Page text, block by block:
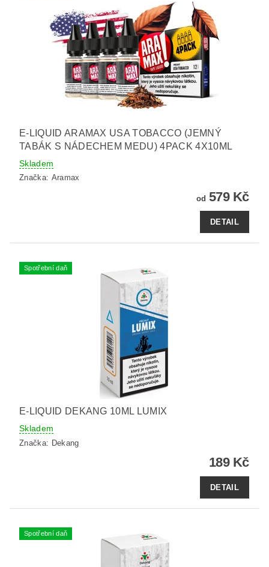
E-LIQUID ARAMAX USA TOBACCO (JEMNÝ
TABÁK S NÁDECHEM MEDU) 4PACK 4X10ML
Skladem
Značka: Aramax
od 579 Kč
DETAIL
Spotřební daň
E-LIQUID DEKANG 10ML LUMIX
Skladem
Značka: Dekang
189 Kč
DETAIL
Spotřební daň